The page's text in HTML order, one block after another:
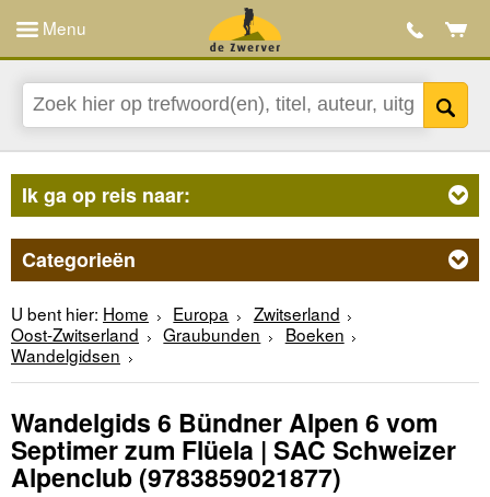
Menu
Ik ga op reis naar:
Categorieën
U bent hier: Home Europa
Zwitserland
Oost-Zwitserland
Graubunden
Boeken
Wandelgidsen
Wandelgids 6 Bündner Alpen 6 vom
Septimer zum Flüela | SAC Schweizer
Alpenclub (9783859021877)